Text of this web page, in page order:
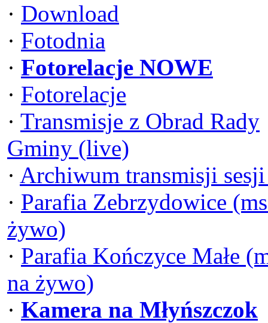
· Download
· Fotodnia
· Fotorelacje NOWE
· Fotorelacje
· Transmisje z Obrad Rady
Gminy (live)
· Archiwum transmisji
· Parafia Zebrzydowice
żywo)
· Parafia Kończyce Małe
na żywo)
· Kamera na Młyńszczok